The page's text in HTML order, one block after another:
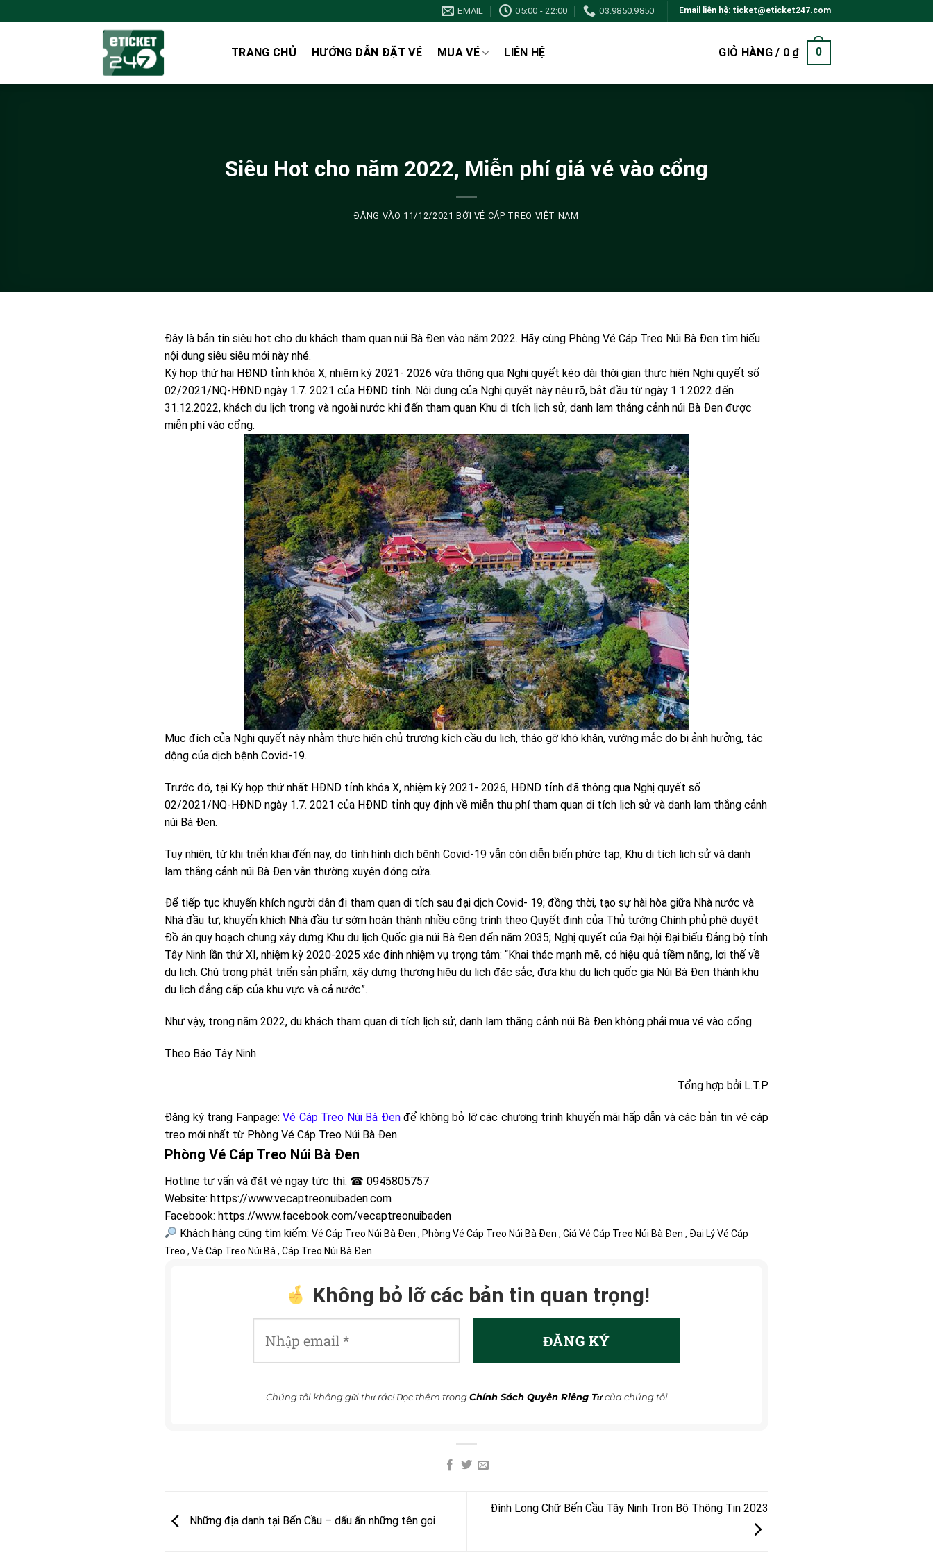
qua
EMAIL 05:00 - 22:00 03.9850.9850 Email liên hệ: ticket@eticket247.com
TRANG CHỦ HƯỚNG DẪN ĐẶT VÉ MUA VÉ LIÊN HỆ GIỎ HÀNG / 0 ₫ 0
Siêu Hot cho năm 2022, Miễn phí giá vé vào cổng
ĐĂNG VÀO 11/12/2021 BỞI VÉ CÁP TREO VIỆT NAM
Đây là bản tin siêu hot cho du khách tham quan núi Bà Đen vào năm 2022. Hãy cùng Phòng Vé Cáp Treo Núi Bà Đen tìm hiểu
nội dung siêu siêu mới này nhé.
Kỳ họp thứ hai HĐND tỉnh khóa X, nhiệm kỳ 2021- 2026 vừa thông qua Nghị quyết kéo dài thời gian thực hiện Nghị quyết số
02/2021/NQ-HĐND ngày 1.7. 2021 của HĐND tỉnh. Nội dung của Nghị quyết này nêu rõ, bắt đầu từ ngày 1.1.2022 đến
31.12.2022, khách du lịch trong và ngoài nước khi đến tham quan Khu di tích lịch sử, danh lam thắng cảnh núi Bà Đen được
miễn phí vào cổng.
Mục đích của Nghị quyết này nhằm thực hiện chủ trương kích cầu du lịch, tháo gỡ khó khăn, vướng mắc do bị ảnh hưởng, tác
dộng của dịch bệnh Covid-19.
Trước đó, tại Kỳ họp thứ nhất HĐND tỉnh khóa X, nhiệm kỳ 2021- 2026, HĐND tỉnh đã thông qua Nghị quyết số
02/2021/NQ-HĐND ngày 1.7. 2021 của HĐND tỉnh quy định về miễn thu phí tham quan di tích lịch sử và danh lam thắng cảnh
núi Bà Đen.
Tuy nhiên, từ khi triển khai đến nay, do tình hình dịch bệnh Covid-19 vẫn còn diễn biến phức tạp, Khu di tích lịch sử và danh
lam thắng cảnh núi Bà Đen vẫn thường xuyên đóng cửa.
Để tiếp tục khuyến khích người dân đi tham quan di tích sau đại dịch Covid- 19; đồng thời, tạo sự hài hòa giữa Nhà nước và
Nhà đầu tư; khuyến khích Nhà đầu tư sớm hoàn thành nhiều công trình theo Quyết định của Thủ tướng Chính phủ phê duyệt
Đồ án quy hoạch chung xây dựng Khu du lịch Quốc gia núi Bà Đen đến năm 2035; Nghị quyết của Đại hội Đại biểu Đảng bộ tỉnh
Tây Ninh lần thứ XI, nhiệm kỳ 2020-2025 xác đinh nhiệm vụ trọng tâm: “Khai thác mạnh mẽ, có hiệu quả tiềm năng, lợi thế về
du lịch. Chú trọng phát triển sản phẩm, xây dựng thương hiệu du lịch đặc sắc, đưa khu du lịch quốc gia Núi Bà Đen thành khu
du lịch đẳng cấp của khu vực và cả nước”.
Như vậy, trong năm 2022, du khách tham quan di tích lịch sử, danh lam thắng cảnh núi Bà Đen không phải mua vé vào cổng.
Theo Báo Tây Ninh
Tổng hợp bởi L.T.P
Đăng ký trang Fanpage: Vé Cáp Treo Núi Bà Đenđể không bỏ lỡ các chương trình khuyến mãi hấp dẫn và các bản tin vé cáp
treo mới nhất từ Phòng Vé Cáp Treo Núi Bà Đen.
Phòng Vé Cáp Treo Núi Bà Đen
Hotline tư vấn và đặt vé ngay tức thì: ☎ 0945805757
Website: https://www.vecaptreonuibaden.com
Facebook: https://www.facebook.com/vecaptreonuibaden
Khách hàng cũng tìm kiếm: Vé Cáp Treo Núi Bà Đen , Phòng Vé Cáp Treo Núi Bà Đen ,Giá Vé Cáp Treo Núi Bà Đen , Đại Lý Vé Cáp
Treo , Vé Cáp Treo Núi Bà , Cáp Treo Núi Bà Đen
Không bỏ lỡ các bản tin quan trọng!
Chúng tôi không gửi thư rác! Đọc thêm trongChính Sách Quyền Riêng Tưcủa chúng tôi
Những địa danh tại Bến Cầu – dấu ấn những tên gọi
Đình Long Chữ Bến Cầu Tây Ninh Trọn Bộ Thông Tin 2023